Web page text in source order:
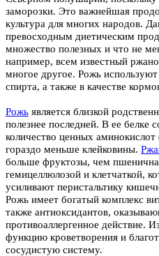
заморозки. Это важнейшая
культура для многих народов.
превосходным диетическим
множество полезных и что не
например, всем известный
многое другое. Рожь
спирта, а также в качестве
Рожь является близкой
полезнее последней. В ее белке
количество ценных
гораздо меньше клейковины.
больше фруктозы, чем
гемицеллюлозой и клетчаткой,
усиливают перистальтику
Рожь имеет богатый комплекс
также антиоксидантов,
противоаллергенное действие.
функцию кроветворения и
сосудистую систему.